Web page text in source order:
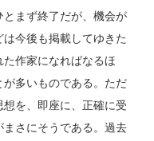
まず終了だが、機会が
今後も掲載してゆきた
作家になればなるほ
多いものである。ただ
を、即座に、正確に受
さにそうである。過去